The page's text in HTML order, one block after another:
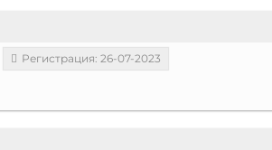
Регистрация: 26-07-2023